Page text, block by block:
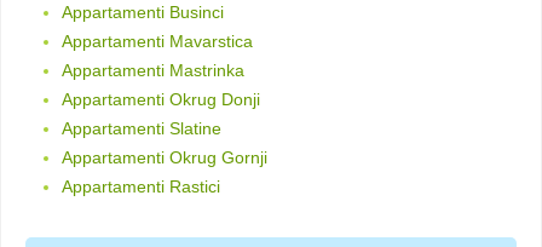
Appartamenti Businci
Appartamenti Mavarstica
Appartamenti Mastrinka
Appartamenti Okrug Donji
Appartamenti Slatine
Appartamenti Okrug Gornji
Appartamenti Rastici